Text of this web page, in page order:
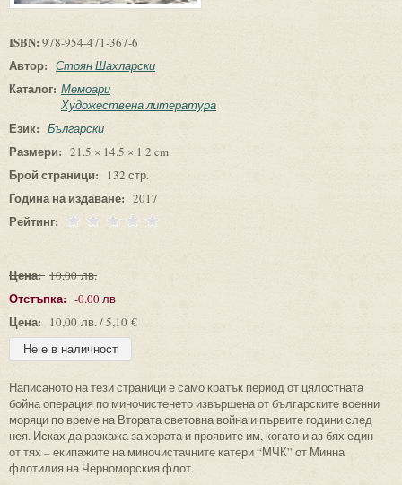
ISBN: 978-954-471-367-6
Автор: Стоян Шахларски
Каталог: Мемоари
Художествена литература
Език: Български
Размери: 21.5 × 14.5 × 1.2 cm
Брой страници: 132 стр.
Година на издаване: 2017
Рейтинг:
Цена: 10,00 лв.
Отстъпка: -0.00 лв
Цена: 10,00 лв. / 5,10 €
Написаното на тези страници е само кратък период от цялостната
бойна операция по миночистенето извършена от българските военни
моряци по време на Втората световна война и първите години след
нея. Исках да разкажа за хората и проявите им, когато и аз бях един
от тях – екипажите на миночистачните катери “МЧК” от Минна
флотилия на Черноморския флот.